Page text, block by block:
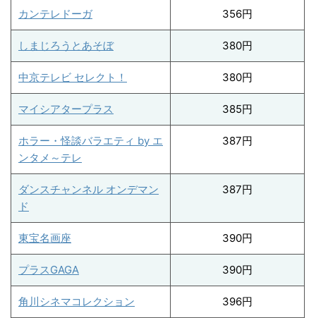
カンテレドーガ 356円
しまじろうとあそぼ 380円
中京テレビ セレクト！ 380円
マイシアタープラス 385円
ホラー・怪談バラエティ by エ
ンタメ～テレ
387円
ダンスチャンネル オンデマン
ド
387円
東宝名画座 390円
プラスGAGA 390円
角川シネマコレクション 396円